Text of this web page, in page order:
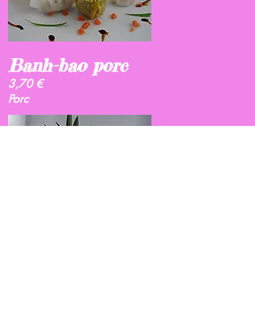
Banh-bao porc
3,70 €
Porc